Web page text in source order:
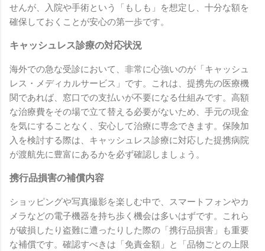
せんが、入院や手術という「もしも」を想定し、十分な額を
確保しておくことが安心の第一歩です。
キャッシュレス診療の対応状況
海外での急な受診において、非常に心強いのが「キャッシュ
レス・メディカルサービス」です。これは、提携先の医療機
関であれば、窓口での支払いが不要になる仕組みです。高額
な治療費をその場で立て替える必要がないため、手元の現金
を気にすることなく、安心して治療に専念できます。保険加
入を検討する際は、キャッシュレス診療に対応した提携病院
が渡航先に豊富にあるかを必ず確認しましょう。
携行品損害の補償内容
ショッピングや写真撮影を楽しむ中で、スマートフォンやカ
メラなどの電子機器を持ち歩く機会は多いはずです。これら
が破損したり盗難に遭ったりした際の「携行品損害」も重要
な補償です。確認すべきは「免責金額」と「品物ごとの上限